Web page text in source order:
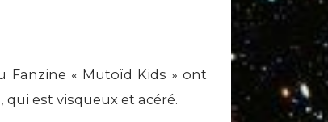
Fanzine « Mutoïd Kids » ont
est visqueux et acéré.